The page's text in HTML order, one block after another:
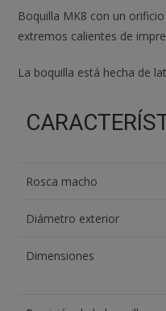
Boquilla MK8 con un
extremos calientes de
La boquilla está hecha de
Rosca macho
Diámetro exterior
Dimensiones